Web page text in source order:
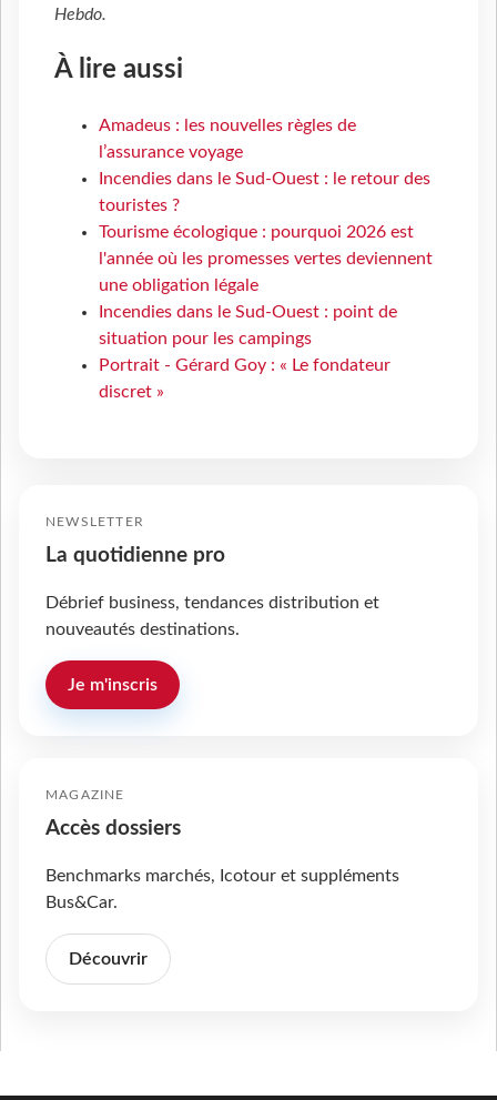
Hebdo.
À lire aussi
Amadeus : les nouvelles règles de
l’assurance voyage
Incendies dans le Sud-Ouest : le retour des
touristes ?
Tourisme écologique : pourquoi 2026 est
l'année où les promesses vertes deviennent
une obligation légale
Incendies dans le Sud-Ouest : point de
situation pour les campings
Portrait - Gérard Goy : « Le fondateur
discret »
NEWSLETTER
La quotidienne pro
Débrief business, tendances distribution et
nouveautés destinations.
Je m'inscris
MAGAZINE
Accès dossiers
Benchmarks marchés, Icotour et suppléments
Bus&Car.
Découvrir